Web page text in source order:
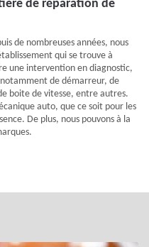
de réparation de
de nombreuses années, nous
qui se trouve à
une intervention en diagnostic,
de démarreur, de
boite de vitesse, entre autres.
auto, que ce soit pour les
De plus, nous pouvons à la